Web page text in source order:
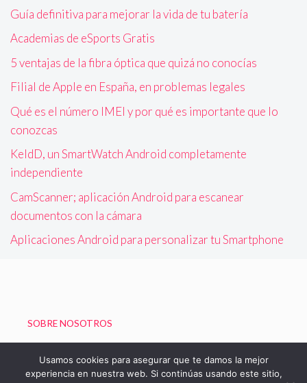
Guía definitiva para mejorar la vida de tu batería
Academias de eSports Gratis
5 ventajas de la fibra óptica que quizá no conocías
Filial de Apple en España, en problemas legales
Qué es el número IMEI y por qué es importante que lo
conozcas
KeldD, un SmartWatch Android completamente
independiente
CamScanner; aplicación Android para escanear
documentos con la cámara
Aplicaciones Android para personalizar tu Smartphone
SOBRE NOSOTROS
Usamos cookies para asegurar que te damos la mejor
experiencia en nuestra web. Si continúas usando este sitio,